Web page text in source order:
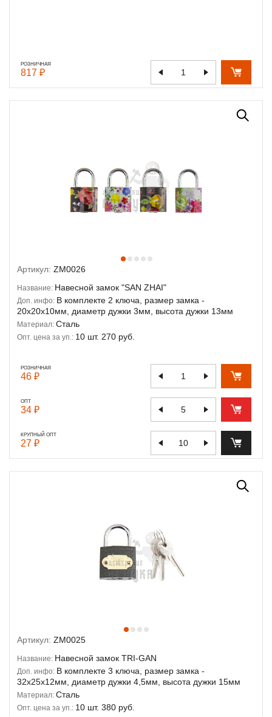
РОЗНИЧНАЯ
817 ₽
Артикул: ZM0026
Название: Навесной замок "SAN ZHAI"
Доп. инфо: В комплекте 2 ключа, размер замка -
20х20х10мм, диаметр дужки 3мм, высота дужки 13мм
Материал: Сталь
Опт. цена за уп.: 10 шт. 270 руб.
РОЗНИЧНАЯ
46 ₽
ОПТ
34 ₽
КРУПНЫЙ ОПТ
27 ₽
Артикул: ZM0025
Название: Навесной замок TRI-GAN
Доп. инфо: В комплекте 3 ключа, размер замка -
32х25х12мм, диаметр дужки 4,5мм, высота дужки 15мм
Материал: Сталь
Опт. цена за уп.: 10 шт. 380 руб.